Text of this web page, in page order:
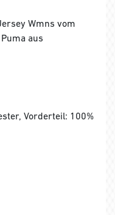
Wmns vom
aus
Vorderteil: 100%